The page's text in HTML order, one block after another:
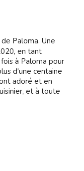
Paloma. Une
en tant
à Paloma pour
d'une centaine
adoré et en
et à toute